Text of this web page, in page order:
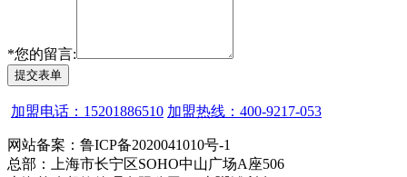
*您的留言:
提交表单
加盟电话：15201886510 加盟热线：400-9217-053
网站备案：鲁ICP备2020041010号-1
总部：上海市长宁区SOHO中山广场A座506